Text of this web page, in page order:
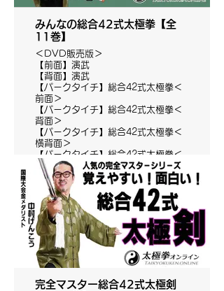
みんなの総合42式太極拳【全
11巻】
＜DVD販売版＞
【前面】演武
【背面】演武
【パークタイチ】総合42式太極拳＜
前面＞
【パークタイチ】総合42式太極拳＜
背面＞
【パークタイチ】総合42式太極拳＜
横背面＞
【パークタイチ】総合42式太極拳＜
横前面＞
【上からの視点】動作方向・腕の形
【第一段】1-10
【第二段】11-18
【第三段】19-28
【第四段】29-42
完全マスター総合42式太極剣